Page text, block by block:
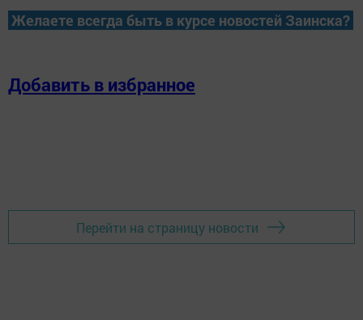
Желаете всегда быть в курсе новостей Заинска?
Добавить в избранное
Перейти на страницу новости